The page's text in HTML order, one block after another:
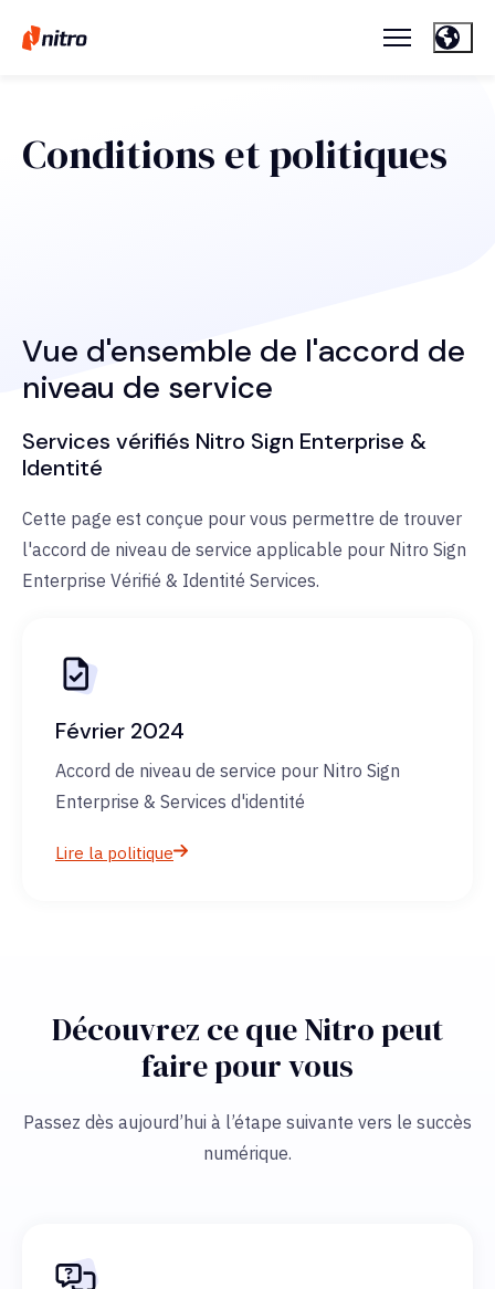
Conditions et politiques
Vue d'ensemble de l'accord de
niveau de service
Services vérifiés Nitro Sign Enterprise &
Identité
Cette page est conçue pour vous permettre de trouver
l'accord de niveau de service applicable pour Nitro Sign
Enterprise Vérifié & Identité Services.
Février 2024
Accord de niveau de service pour Nitro Sign
Enterprise & Services d'identité
Lire la politique
Découvrez ce que Nitro peut
faire pour vous
Passez dès aujourd’hui à l’étape suivante vers le succès
numérique.